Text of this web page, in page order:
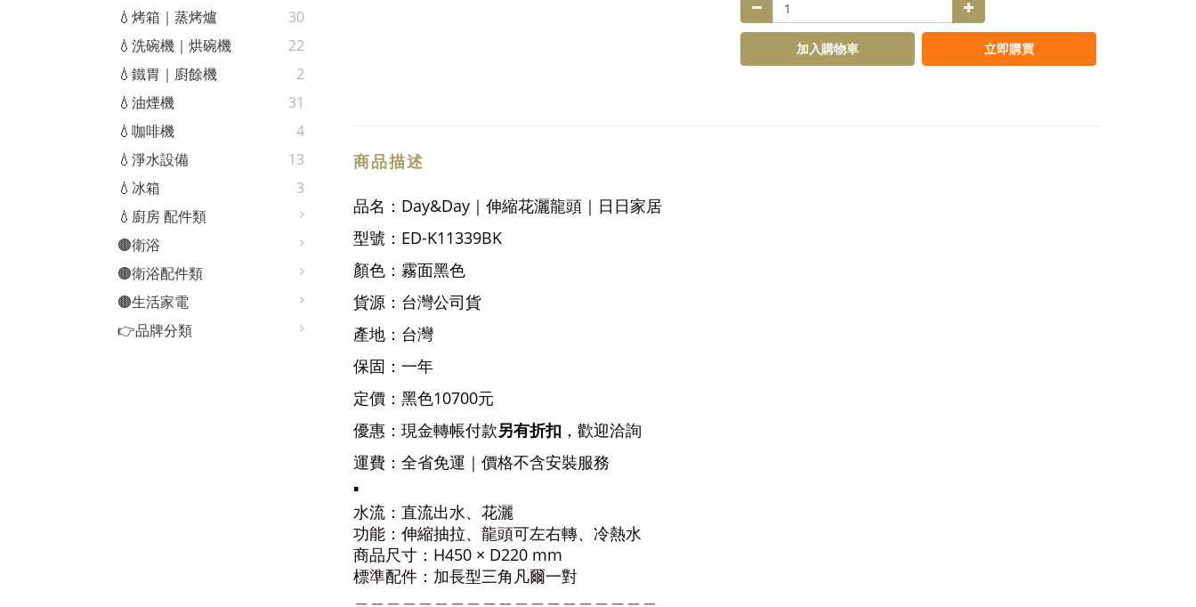
💧烤箱｜蒸烤爐
30
💧洗碗機｜烘碗機
22
💧鐵胃｜廚餘機
2
💧油煙機
31
💧咖啡機
4
💧淨水設備
13
💧冰箱
3
💧廚房 配件類
🟤衛浴
🟤衛浴配件類
🟤生活家電
👉品牌分類
加入購物車 立即購買
商品描述
品名： Day&Day｜伸縮花灑龍頭｜日日家居
型號： ED-K11339BK
顏色：霧面黑色
貨源：台灣公司貨
產地：台灣
保固：一年
定價：黑色10700元
優惠： 現金轉帳付款另有折扣 ，歡迎洽詢
運費：全省免運｜ 價格不含安裝服務
▪️
水流：直流出水、花灑
功能：伸縮抽拉、龍頭可左右轉、冷熱水
商品尺寸： H450 × D220 mm
標準配件：加長型三角凡爾一對